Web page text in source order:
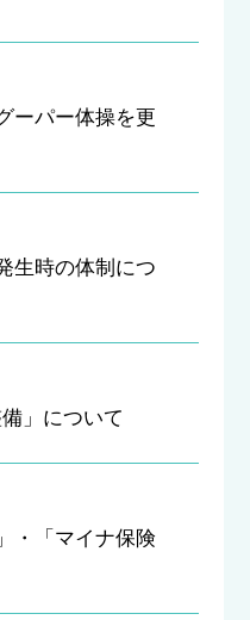
ーパー体操を更
生時の体制につ
」について
・「マイナ保険